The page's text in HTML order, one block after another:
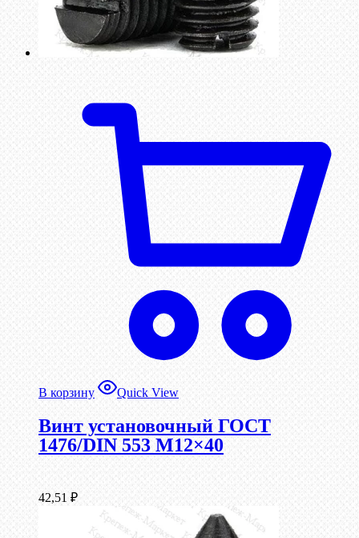
В корзину Quick View
Винт установочный ГОСТ
1476/DIN 553 М12×40
42,51 ₽